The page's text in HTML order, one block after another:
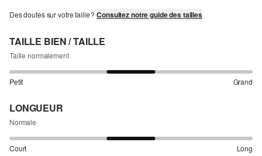
Des doutes sur votre taille ?Consultez notre guide des tailles
TAILLE BIEN / TAILLE
Taille normalement
Petit Grand
LONGUEUR
Normale
Court Long